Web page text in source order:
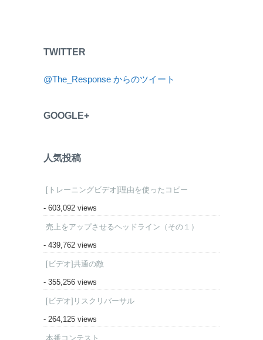
TWITTER
@The_Response からのツイート
GOOGLE+
人気投稿
[トレーニングビデオ]理由を使ったコピー
- 603,092 views
売上をアップさせるヘッドライン（その１）
- 439,762 views
[ビデオ]共通の敵
- 355,256 views
[ビデオ]リスクリバーサル
- 264,125 views
本番コンテスト